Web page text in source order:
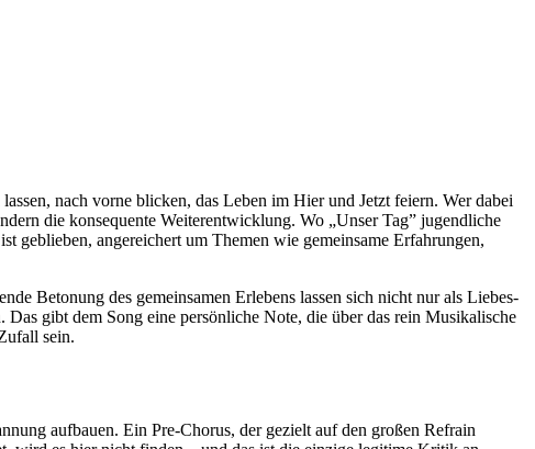
nach vorne blicken, das Leben im Hier und Jetzt feiern. Wer dabei
die konsequente Weiterentwicklung. Wo „Unser Tag” jugendliche
geblieben, angereichert um Themen wie gemeinsame Erfahrungen,
Betonung des gemeinsamen Erlebens lassen sich nicht nur als Liebes-
gibt dem Song eine persönliche Note, die über das rein Musikalische
sein.
aufbauen. Ein Pre-Chorus, der gezielt auf den großen Refrain